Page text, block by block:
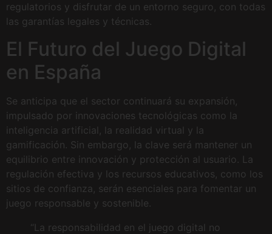
regulatorios y disfrutar de un entorno seguro, con todas
las garantías legales y técnicas.
El Futuro del Juego Digital
en España
Se anticipa que el sector continuará su expansión,
impulsado por innovaciones tecnológicas como la
inteligencia artificial, la realidad virtual y la
gamificación. Sin embargo, la clave será mantener un
equilibrio entre innovación y protección al usuario. La
regulación efectiva y los recursos educativos, como los
sitios de confianza, serán esenciales para fomentar un
juego responsable y sostenible.
“La responsabilidad en el juego digital no